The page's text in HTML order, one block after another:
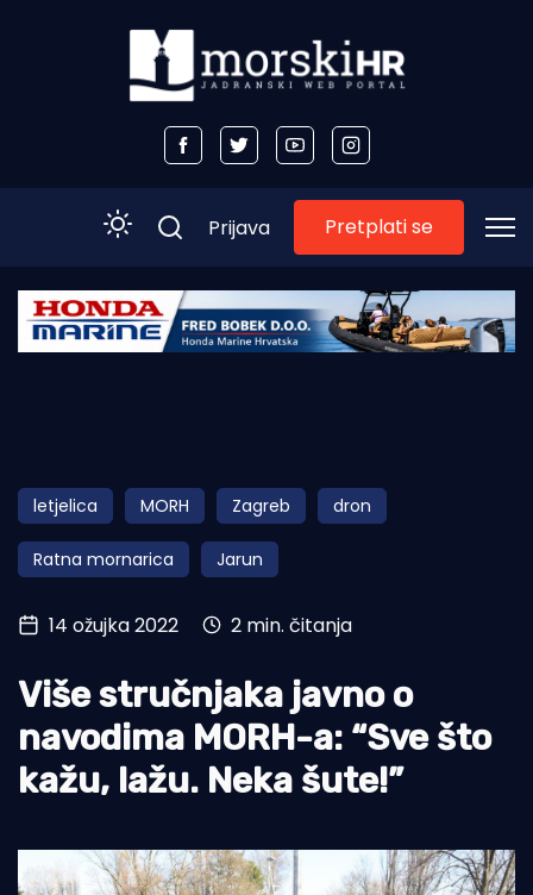
Početna
Obala
Otoci
Turizam i nautika
Pomorstvo
Ribolov
Tradicija i kultura
Prijava Pretplati se
letjelica MORH Zagreb dron
Ratna mornarica Jarun
14 ožujka 2022 2 min. čitanja
Više stručnjaka javno o
navodima MORH-a: “Sve što
kažu, lažu. Neka šute!”